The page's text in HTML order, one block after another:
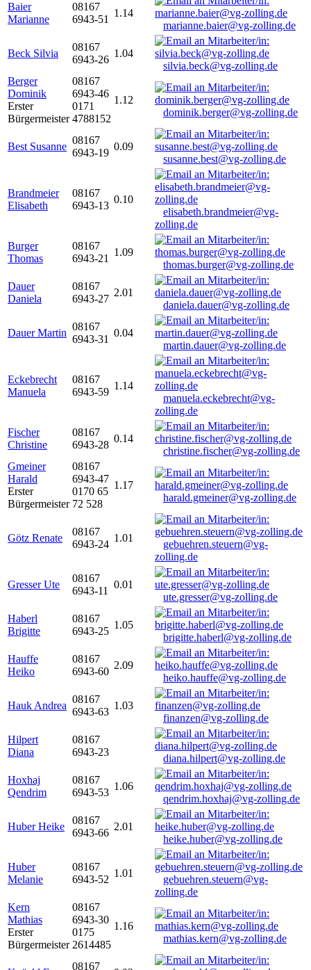
Baier
Marianne
08167
6943-51
1.14
marianne.baier@vg-zolling.de
Beck Silvia
08167
6943-26
1.04
silvia.beck@vg-zolling.de
Berger
Dominik
Erster
Bürgermeister
08167
6943-46
0171
4788152
1.12
dominik.berger@vg-zolling.de
Best Susanne
08167
6943-19
0.09
susanne.best@vg-zolling.de
Brandmeier
Elisabeth
08167
6943-13
0.10
elisabeth.brandmeier@vg-
zolling.de
Burger
Thomas
08167
6943-21
1.09
thomas.burger@vg-zolling.de
Dauer
Daniela
08167
6943-27
2.01
daniela.dauer@vg-zolling.de
Dauer Martin
08167
6943-31
0.04
martin.dauer@vg-zolling.de
Eckebrecht
Manuela
08167
6943-59
1.14
manuela.eckebrecht@vg-
zolling.de
Fischer
Christine
08167
6943-28
0.14
christine.fischer@vg-zolling.de
Gmeiner
Harald
Erster
Bürgermeister
08167
6943-47
0170 65
72 528
1.17
harald.gmeiner@vg-zolling.de
Götz Renate
08167
6943-24
1.01
gebuehren.steuern@vg-
zolling.de
Gresser Ute
08167
6943-11
0.01
ute.gresser@vg-zolling.de
Haberl
Brigitte
08167
6943-25
1.05
brigitte.haberl@vg-zolling.de
Hauffe
Heiko
08167
6943-60
2.09
heiko.hauffe@vg-zolling.de
Hauk Andrea
08167
6943-63
1.03
finanzen@vg-zolling.de
Hilpert
Diana
08167
6943-23
diana.hilpert@vg-zolling.de
Hoxhaj
Qendrim
08167
6943-53
1.06
qendrim.hoxhaj@vg-zolling.de
Huber Heike
08167
6943-66
2.01
heike.huber@vg-zolling.de
Huber
Melanie
08167
6943-52
1.01
gebuehren.steuern@vg-
zolling.de
Kern
Mathias
Erster
Bürgermeister
08167
6943-30
0175
2614485
1.16
mathias.kern@vg-zolling.de
08167